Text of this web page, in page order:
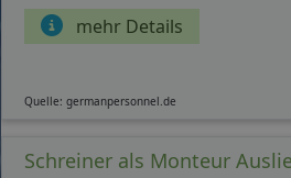
mehr Details
Quelle: germanpersonnel.de
Schreiner als Monteur